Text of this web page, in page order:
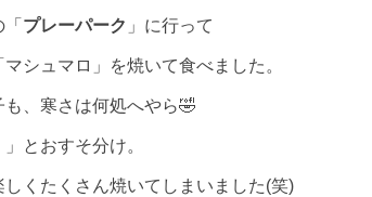
プレーパーク 」に行って
シュマロ」を焼いて食べました。
、寒さは何処へやら🤣
とおすそ分け。
くたくさん焼いてしまいました(笑)